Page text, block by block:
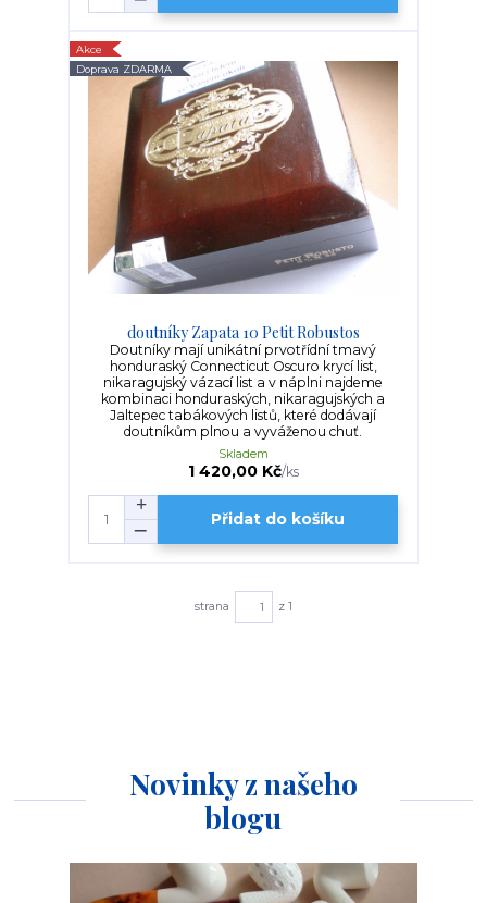
Akce
Doprava ZDARMA
doutníky Zapata 10 Petit Robustos
Doutníky mají unikátní prvotřídní tmavý
honduraský Connecticut Oscuro krycí list,
nikaragujský vázací list a v náplni najdeme
kombinaci honduraských, nikaragujských a
Jaltepec tabákových listů, které dodávají
doutníkům plnou a vyváženou chuť.
1 420,00 Kč/ks
Skladem
Přidat do košíku
strana z 1
Novinky z našeho
blogu